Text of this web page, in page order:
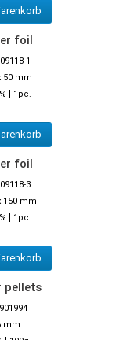
foil
1
50 mm
| 1pc.
foil
3
150 mm
| 1pc.
pellets
mm